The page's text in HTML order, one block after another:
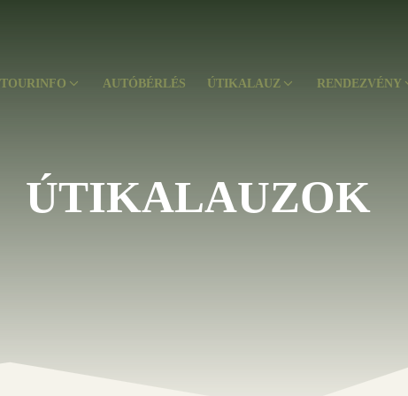
TOURINFO AUTÓBÉRLÉS ÚTIKALAUZ RENDEZVÉNY
ÚTIKALAUZOK